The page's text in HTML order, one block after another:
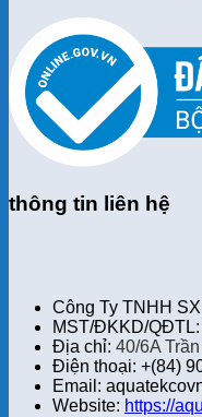
thông tin liên hệ
Công Ty TNHH
MST/ĐKKD/
Địa chỉ: 40/6A
Điện thoại: +(84)
Email:
Website: https://